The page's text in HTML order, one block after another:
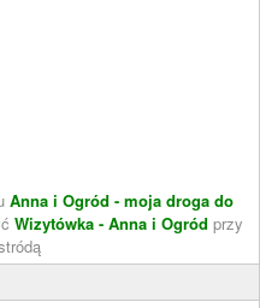
Anna i Ogród - moja droga do
Wizytówka - Anna i Ogród przy